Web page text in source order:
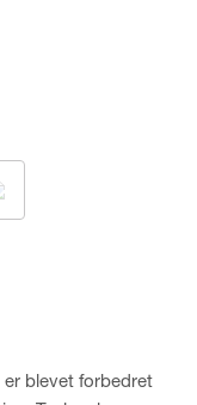
blevet forbedret